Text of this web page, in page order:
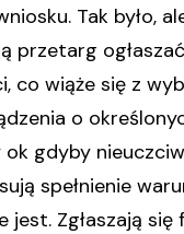
Tak było,
przetarg
co wiąże się z
o
ok gdyby
spełnienie
jest. Zgłaszają